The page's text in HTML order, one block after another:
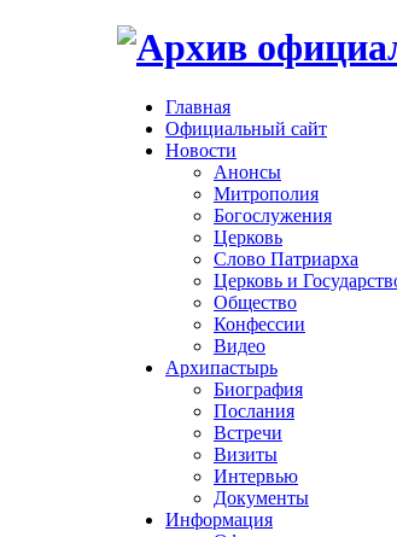
Главная
Официальный сайт
Новости
Анонсы
Митрополия
Богослужения
Церковь
Слово Патриарха
Церковь и
Общество
Конфессии
Видео
Архипастырь
Биография
Послания
Встречи
Визиты
Интервью
Документы
Информация